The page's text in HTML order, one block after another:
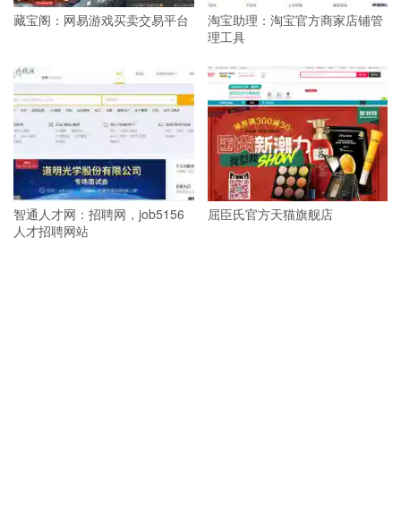
藏宝阁：网易游戏买卖交易平台
淘宝助理：淘宝官方商家店铺管
理工具
智通人才网：招聘网，job5156
人才招聘网站
屈臣氏官方天猫旗舰店